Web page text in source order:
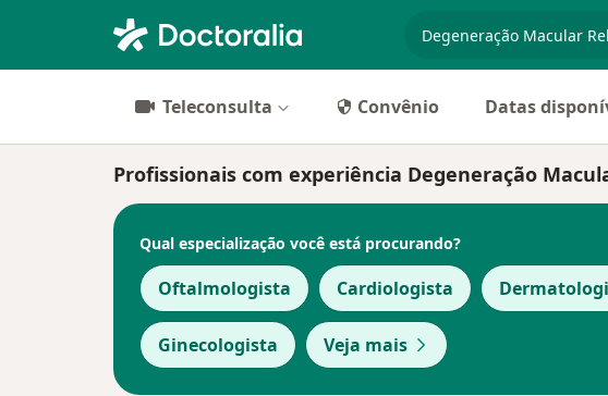
Teleconsulta Convênio Datas
Profissionais com experiência Degeneração
Qual especialização você está procurando?
Oftalmologista Cardiologista
Ginecologista Veja mais